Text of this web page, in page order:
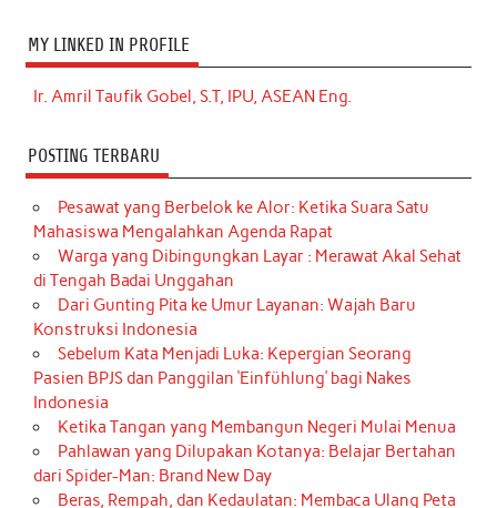
MY LINKED IN PROFILE
Ir. Amril Taufik Gobel, S.T, IPU, ASEAN Eng.
POSTING TERBARU
Pesawat yang Berbelok ke Alor: Ketika Suara Satu
Mahasiswa Mengalahkan Agenda Rapat
Warga yang Dibingungkan Layar : Merawat Akal Sehat
di Tengah Badai Unggahan
Dari Gunting Pita ke Umur Layanan: Wajah Baru
Konstruksi Indonesia
Sebelum Kata Menjadi Luka: Kepergian Seorang
Pasien BPJS dan Panggilan ‘Einfühlung’ bagi Nakes
Indonesia
Ketika Tangan yang Membangun Negeri Mulai Menua
Pahlawan yang Dilupakan Kotanya: Belajar Bertahan
dari Spider-Man: Brand New Day
Beras, Rempah, dan Kedaulatan: Membaca Ulang Peta